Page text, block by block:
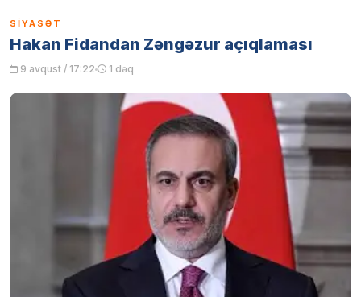
SIYASƏT
Hakan Fidandan Zəngəzur açıqlaması
9 avqust / 17:22 1 dəq